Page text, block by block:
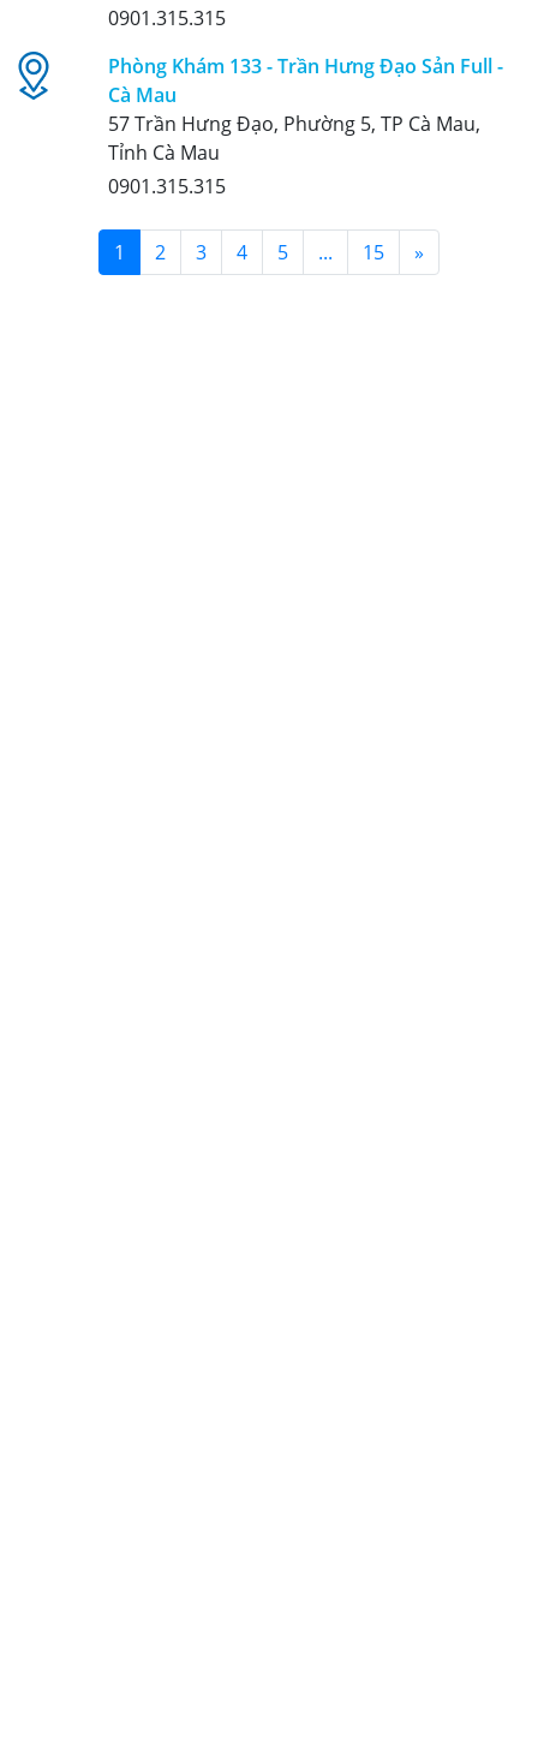
0901.315.315
Phòng Khám 133 - Trần Hưng Đạo Sản Full -
Cà Mau
57 Trần Hưng Đạo, Phường 5, TP Cà Mau,
Tỉnh Cà Mau
0901.315.315
1 (current)
2 3 4 5 ... 15 »